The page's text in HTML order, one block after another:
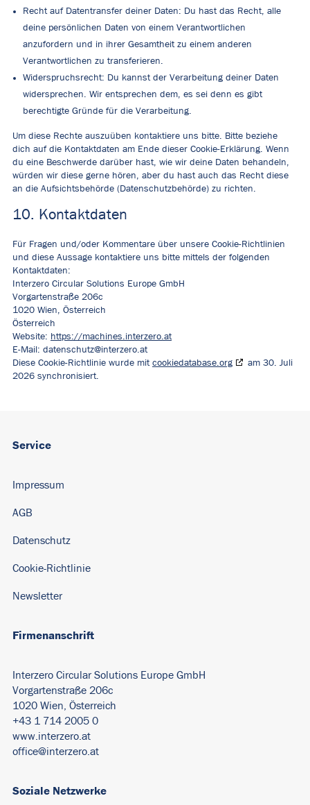
Recht auf Datentransfer deiner Daten: Du hast das Recht, alle
deine persönlichen Daten von einem Verantwortlichen
anzufordern und in ihrer Gesamtheit zu einem anderen
Verantwortlichen zu transferieren.
Widerspruchsrecht: Du kannst der Verarbeitung deiner Daten
widersprechen. Wir entsprechen dem, es sei denn es gibt
berechtigte Gründe für die Verarbeitung.
Um diese Rechte auszuüben kontaktiere uns bitte. Bitte beziehe
dich auf die Kontaktdaten am Ende dieser Cookie-Erklärung. Wenn
du eine Beschwerde darüber hast, wie wir deine Daten behandeln,
würden wir diese gerne hören, aber du hast auch das Recht diese
an die Aufsichtsbehörde (Datenschutzbehörde) zu richten.
10. Kontaktdaten
Für Fragen und/oder Kommentare über unsere Cookie-Richtlinien
und diese Aussage kontaktiere uns bitte mittels der folgenden
Kontaktdaten:
Interzero Circular Solutions Europe GmbH
Vorgartenstraße 206c
1020 Wien, Österreich
Österreich
Website: https://machines.interzero.at
E-Mail: datenschutz@interzero.at
Diese Cookie-Richtlinie wurde mit cookiedatabase.org
am 30. Juli
2026 synchronisiert.
Firmenanschrift
Interzero Circular Solutions Europe GmbH
Vorgartenstraße 206c
1020 Wien, Österreich
+43 1 714 2005 0
www.interzero.at
office@interzero.at
Service
Impressum
AGB
Datenschutz
Cookie-Richtlinie
Newsletter
Soziale Netzwerke